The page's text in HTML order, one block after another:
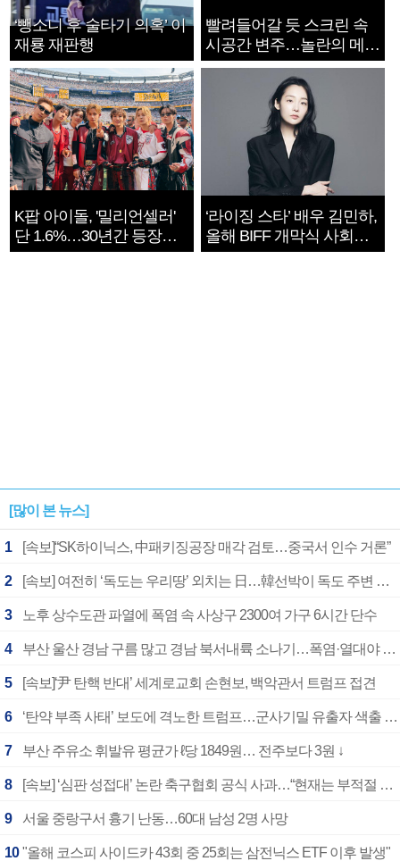
‘뺑소니 후 술타기 의혹’ 이
재룡 재판행
빨려들어갈 듯 스크린 속
시공간 변주…놀란의 메시
지는 ‘전쟁 속죄’
K팝 아이돌, '밀리언셀러'
단 1.6%…30년간 등장
1182개팀 전수조사
‘라이징 스타’ 배우 김민하,
올해 BIFF 개막식 사회자
확정
[많이 본 뉴스]
1 [속보]“SK하이닉스, 中패키징공장 매각 검토…중국서 인수 거론”
2 [속보] 여전히 ‘독도는 우리땅’ 외치는 日…韓선박이 독도 주변 해양조사 활동하자 반발
3 노후 상수도관 파열에 폭염 속 사상구 2300여 가구 6시간 단수
4 부산 울산 경남 구름 많고 경남 북서내륙 소나기…폭염·열대야 계속
5 [속보]‘尹 탄핵 반대’ 세계로교회 손현보, 백악관서 트럼프 접견
6 ‘탄약 부족 사태’ 보도에 격노한 트럼프…군사기밀 유출자 색출 지시
7 부산 주유소 휘발유 평균가 ℓ당 1849원… 전주보다 3원 ↓
8 [속보] ‘심판 성접대’ 논란 축구협회 공식 사과…“현재는 부적절 행위 없어”
9 서울 중랑구서 흉기 난동…60대 남성 2명 사망
10 "올해 코스피 사이드카 43회 중 25회는 삼전닉스 ETF 이후 발생"